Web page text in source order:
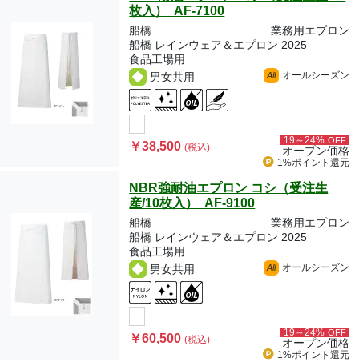
枚入） AF-7100
船橋
業務用エプロン
船橋 レインウェア＆エプロン 2025
食品工場用
男女共用
All オールシーズン
￥38,500(税込)
19～24% OFF
オープン価格
1%ポイント 還元
NBR強耐油エプロン コシ（受注生
産/10枚入） AF-9100
船橋
業務用エプロン
船橋 レインウェア＆エプロン 2025
食品工場用
男女共用
All オールシーズン
￥60,500(税込)
19～24% OFF
オープン価格
1%ポイント 還元